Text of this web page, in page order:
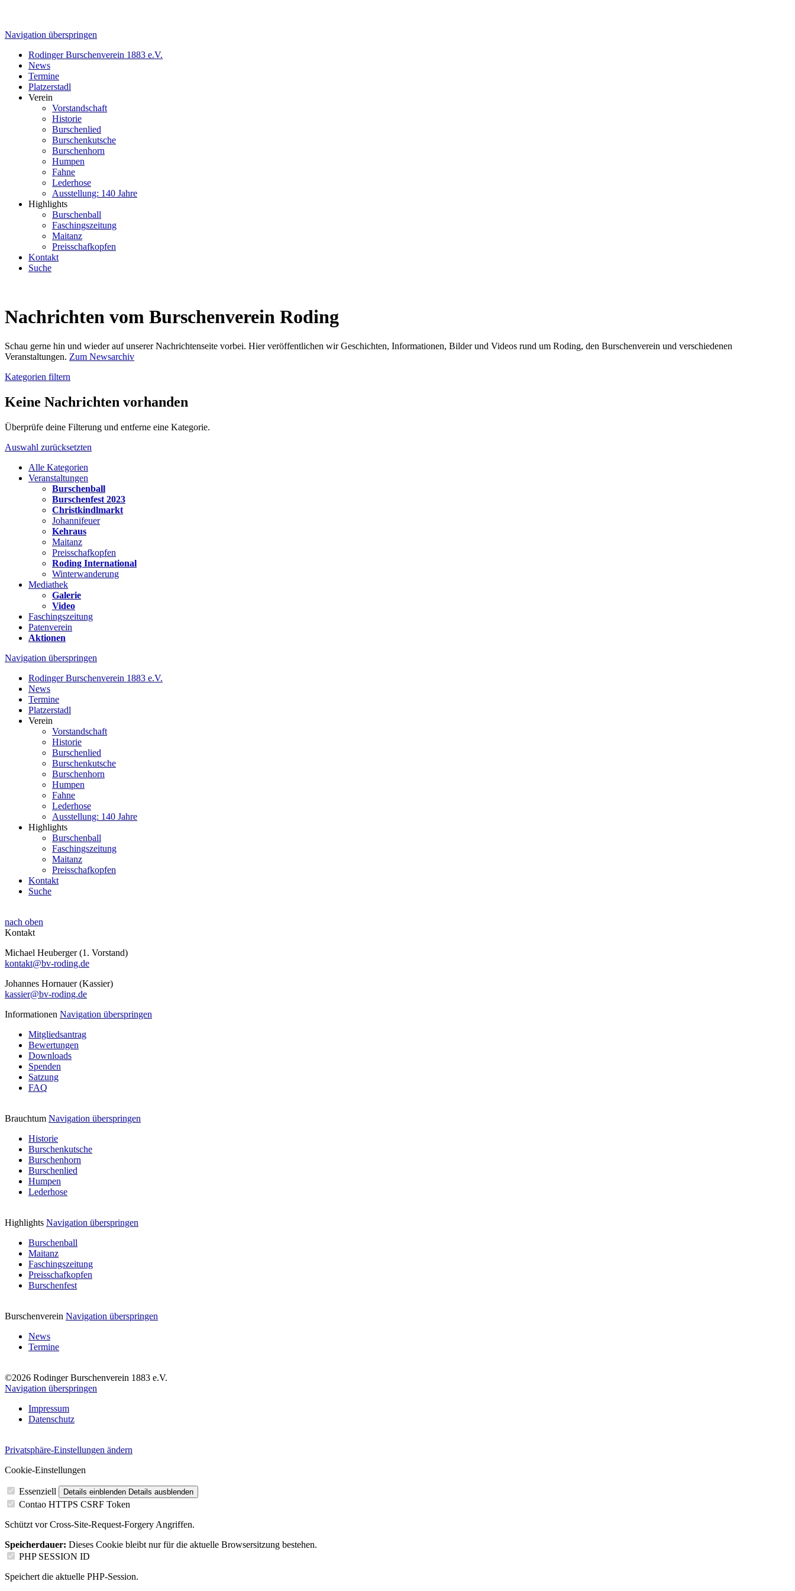
Navigation überspringen
Rodinger Burschenverein 1883 e.V.
News
Termine
Platzerstadl
Verein
Vorstandschaft
Historie
Burschenlied
Burschenkutsche
Burschenhorn
Humpen
Fahne
Lederhose
Ausstellung: 140 Jahre
Highlights
Burschenball
Faschingszeitung
Maitanz
Preisschafkopfen
Kontakt
Suche
Nachrichten vom Burschenverein Roding
Schau gerne hin und wieder auf unserer Nachrichtenseite vorbei. Hier veröffentlichen wir Geschichten, Informationen, Bilder und Videos rund um Roding, den Burschenverein und verschiedenen
Veranstaltungen. Zum Newsarchiv
Kategorien filtern
Keine Nachrichten vorhanden
Überprüfe deine Filterung und entferne eine Kategorie.
Auswahl zurücksetzten
Alle Kategorien
Veranstaltungen
Burschenball
Burschenfest 2023
Christkindlmarkt
Johannifeuer
Kehraus
Maitanz
Preisschafkopfen
Roding International
Winterwanderung
Mediathek
Galerie
Video
Faschingszeitung
Patenverein
Aktionen
Navigation überspringen
Rodinger Burschenverein 1883 e.V.
News
Termine
Platzerstadl
Verein
Vorstandschaft
Historie
Burschenlied
Burschenkutsche
Burschenhorn
Humpen
Fahne
Lederhose
Ausstellung: 140 Jahre
Highlights
Burschenball
Faschingszeitung
Maitanz
Preisschafkopfen
Kontakt
Suche
nach oben
Kontakt
Michael Heuberger (1. Vorstand)
kontakt@bv-roding.de
Johannes Hornauer (Kassier)
kassier@bv-roding.de
Informationen Navigation überspringen
Mitgliedsantrag
Bewertungen
Downloads
Spenden
Satzung
FAQ
Brauchtum Navigation überspringen
Historie
Burschenkutsche
Burschenhorn
Burschenlied
Humpen
Lederhose
Highlights Navigation überspringen
Burschenball
Maitanz
Faschingszeitung
Preisschafkopfen
Burschenfest
Burschenverein Navigation überspringen
News
Termine
©2026 Rodinger Burschenverein 1883 e.V.
Navigation überspringen
Impressum
Datenschutz
Privatsphäre-Einstellungen ändern
Cookie-Einstellungen
Essenziell Details einblenden Details ausblenden
Contao HTTPS CSRF Token
Schützt vor Cross-Site-Request-Forgery Angriffen.
Speicherdauer: Dieses Cookie bleibt nur für die aktuelle Browsersitzung bestehen.
PHP SESSION ID
Speichert die aktuelle PHP-Session.